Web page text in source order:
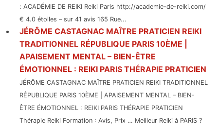
: ACADÉMIE DE REIKI Reiki Paris http://academie-de-reiki.com/
€ 4.0 étoiles – sur 41 avis 165 Rue...
JÉRÔME CASTAGNAC MAÎTRE PRATICIEN REIKI
TRADITIONNEL RÉPUBLIQUE PARIS 10ÈME |
APAISEMENT MENTAL – BIEN-ÊTRE
ÉMOTIONNEL : REIKI PARIS THÉRAPIE PRATICIEN
JÉRÔME CASTAGNAC MAÎTRE PRATICIEN REIKI TRADITIONNEL
RÉPUBLIQUE PARIS 10ÈME | APAISEMENT MENTAL – BIEN-
ÊTRE ÉMOTIONNEL : REIKI PARIS THÉRAPIE PRATICIEN
Thérapie Reiki Formation : Avis, Prix … Meilleur Reiki à PARIS ?